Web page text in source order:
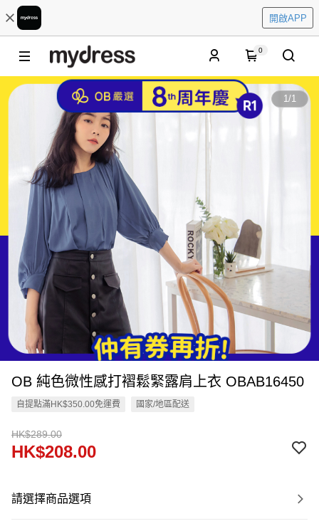
開啟APP
0
1/1
OB 純色微性感打褶鬆緊露肩上衣 OBAB16450
自提點滿HK$350.00免運費 國家/地區配送
HK$289.00
HK$208.00
請選擇商品選項